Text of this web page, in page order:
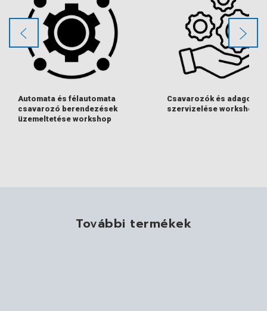
Automata és félautomata
csavarozó berendezések
üzemeltetése workshop
Csavarozók és adagolók
szervizelése workshop
További termékek